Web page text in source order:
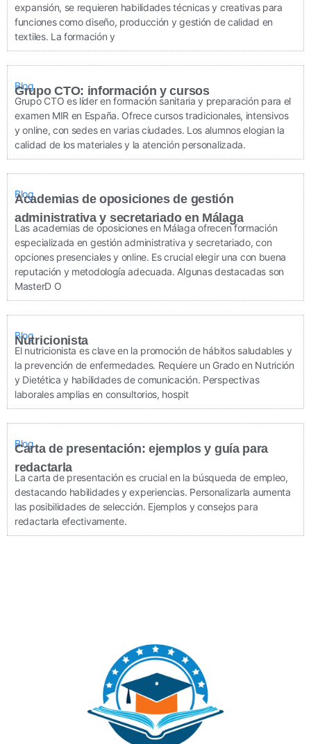
expansión, se requieren habilidades técnicas y creativas para
funciones como diseño, producción y gestión de calidad en
textiles. La formación y
Blog
Grupo CTO: información y cursos
Grupo CTO es líder en formación sanitaria y preparación para el
examen MIR en España. Ofrece cursos tradicionales, intensivos
y online, con sedes en varias ciudades. Los alumnos elogian la
calidad de los materiales y la atención personalizada.
Blog
Academias de oposiciones de gestión
administrativa y secretariado en Málaga
Las academias de oposiciones en Málaga ofrecen formación
especializada en gestión administrativa y secretariado, con
opciones presenciales y online. Es crucial elegir una con buena
reputación y metodología adecuada. Algunas destacadas son
MasterD O
Blog
Nutricionista
El nutricionista es clave en la promoción de hábitos saludables y
la prevención de enfermedades. Requiere un Grado en Nutrición
y Dietética y habilidades de comunicación. Perspectivas
laborales amplias en consultorios, hospit
Blog
Carta de presentación: ejemplos y guía para
redactarla
La carta de presentación es crucial en la búsqueda de empleo,
destacando habilidades y experiencias. Personalizarla aumenta
las posibilidades de selección. Ejemplos y consejos para
redactarla efectivamente.